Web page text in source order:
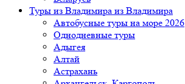
Туры из Владимира из Владимира
Автобусные туры на море 2026
Однодневные туры
Адыгея
Алтай
Астрахань